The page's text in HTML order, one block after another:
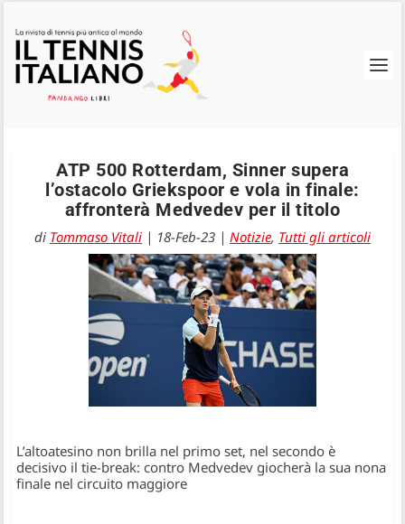
ATP 500 Rotterdam, Sinner supera
l’ostacolo Griekspoor e vola in finale:
affronterà Medvedev per il titolo
di Tommaso Vitali | 18-Feb-23 | Notizie, Tutti gli articoli
L’altoatesino non brilla nel primo set, nel secondo è
decisivo il tie-break: contro Medvedev giocherà la sua nona
finale nel circuito maggiore